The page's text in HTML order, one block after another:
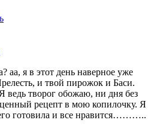
аа, я в этот день наверное уже
и твой пирожок и Баси.
творог обожаю, ни дня без
рецепт в мою копилочку. Я
готовила и все нравится………..